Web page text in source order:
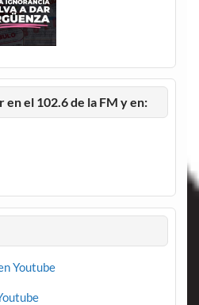
en el 102.6 de la FM y en:
Youtube